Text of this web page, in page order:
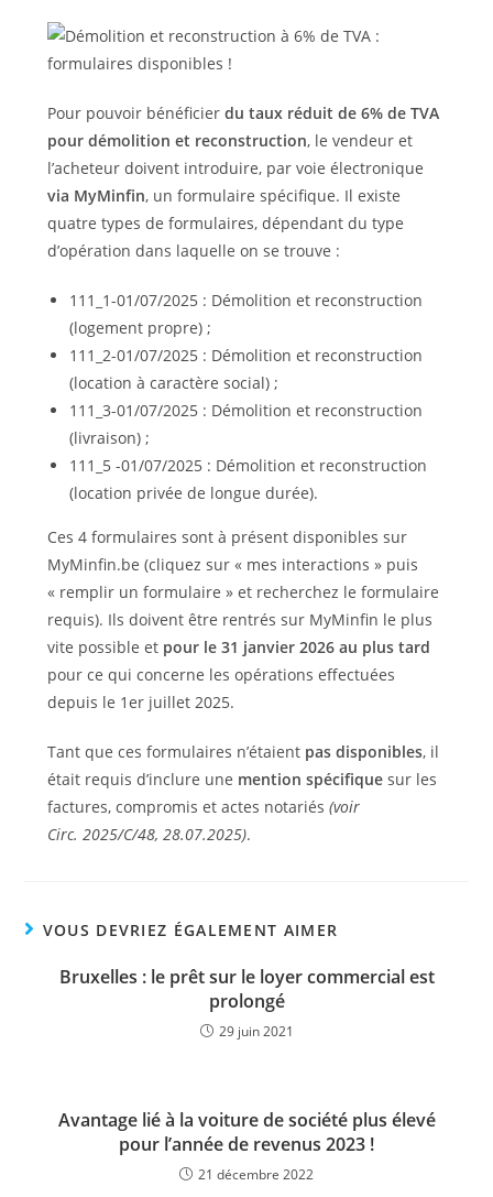
Pour pouvoir bénéficier du taux réduit de 6% de TVA
pour démolition et reconstruction, le vendeur et
l’acheteur doivent introduire, par voie électronique
via MyMinfin, un formulaire spécifique. Il existe
quatre types de formulaires, dépendant du type
d’opération dans laquelle on se trouve :
111_1-01/07/2025 : Démolition et reconstruction
(logement propre) ;
111_2-01/07/2025 : Démolition et reconstruction
(location à caractère social) ;
111_3-01/07/2025 : Démolition et reconstruction
(livraison) ;
111_5 -01/07/2025 : Démolition et reconstruction
(location privée de longue durée).
Ces 4 formulaires sont à présent disponibles sur
MyMinfin.be (cliquez sur « mes interactions » puis
« remplir un formulaire » et recherchez le formulaire
requis). Ils doivent être rentrés sur MyMinfin le plus
vite possible et pour le 31 janvier 2026 au plus tard
pour ce qui concerne les opérations effectuées
depuis le 1er juillet 2025.
Tant que ces formulaires n’étaientpas disponibles, il
était requis d’inclure une mention spécifiquesur les
factures, compromis et actes notariés (voir
Circ. 2025/C/48, 28.07.2025).
VOUS DEVRIEZ ÉGALEMENT AIMER
Bruxelles : le prêt sur le loyer commercial est
prolongé
29 juin 2021
Avantage lié à la voiture de société plus élevé
pour l’année de revenus 2023 !
21 décembre 2022